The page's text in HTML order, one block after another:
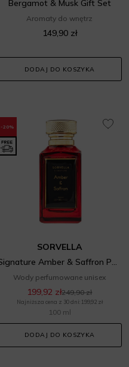
Bergamot & Musk Gift Set
Aromaty do wnętrz
149,90 zł
DODAJ DO KOSZYKA
-20%
SORVELLA
Signature Amber & Saffron Parfum
Wody perfumowane unisex
199,92 zł249,90 zł
Najniższa cena z 30 dni: 199,92 zł
100 ml
DODAJ DO KOSZYKA